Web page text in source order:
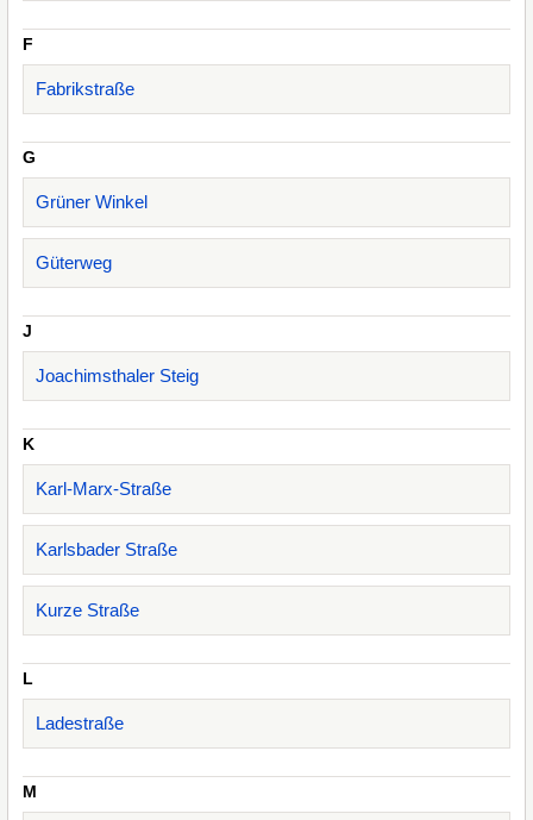
F
Fabrikstraße
G
Grüner Winkel
Güterweg
J
Joachimsthaler Steig
K
Karl-Marx-Straße
Karlsbader Straße
Kurze Straße
L
Ladestraße
M